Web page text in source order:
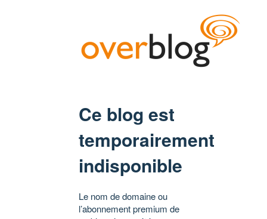
Ce blog est
temporairement
indisponible
Le nom de domaine ou
l’abonnement premium de